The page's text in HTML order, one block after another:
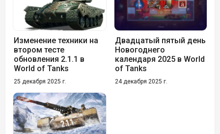
Изменение техники на
втором тесте
обновления 2.1.1 в
World of Tanks
25 декабря 2025 г.
Двадцатый пятый день
Новогоднего
календаря 2025 в World
of Tanks
24 декабря 2025 г.